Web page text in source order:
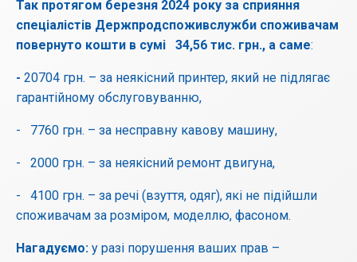
Так протягом березня 2024 року за сприяння
спеціалістів Держпродспоживслужби споживачам
повернуто кошти в сумі 34,56 тис. грн., а саме:
- 20704 грн. – за неякісний принтер, який не підлягає
гарантійному обслуговуванню,
- 7760 грн. – за несправну кавову машину,
- 2000 грн. – за неякісний ремонт двигуна,
- 4100 грн. – за речі (взуття, одяг), які не підійшли
споживачам за розміром, моделлю, фасоном.
Нагадуємо: у разі порушення ваших прав –